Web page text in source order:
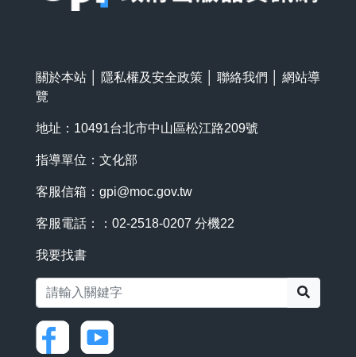
關於本站 隱私權及安全政策 聯絡我們
網站導
覽
地址：10491台北市中山區松江路209號
指導單位：文化部
客服信箱： gpi@moc.gov.tw
客服電話：：02-2518-0207 分機22
我要找書